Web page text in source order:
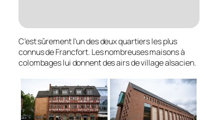
C’est sûrement l’un des deux quartiers les plus
connus de Francfort. Les nombreuses maisons à
colombages lui donnent des airs de village alsacien.